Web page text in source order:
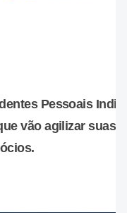
Pessoais
vão agilizar suas